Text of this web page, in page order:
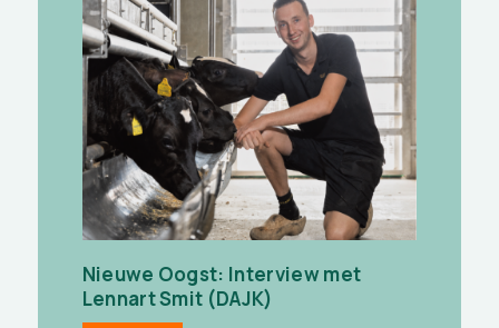
Nieuwe Oogst: Interview met
Lennart Smit (DAJK)